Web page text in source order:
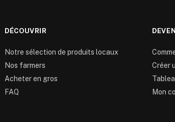
DÉCOUVRIR
Notre sélection de produits locaux
Nos farmers
Acheter en gros
FAQ
Créer
Mon